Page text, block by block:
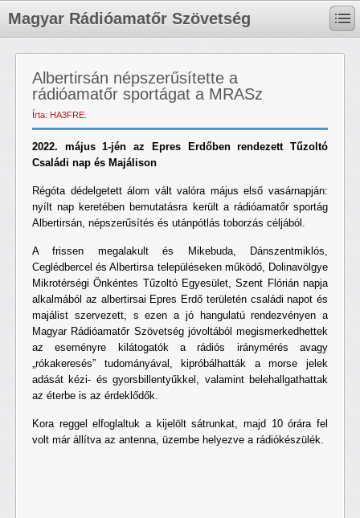
Magyar Rádióamatőr Szövetség
Albertirsán népszerűsítette a
rádióamatőr sportágat a MRASz
Írta: HA3FRE.
2022. május 1-jén az Epres Erdőben rendezett Tűzoltó
Családi nap és Majálison
Régóta dédelgetett álom vált valóra május első vasárnapján:
nyílt nap keretében bemutatásra került a rádióamatőr sportág
Albertirsán, népszerűsítés és utánpótlás toborzás céljából.
A frissen megalakult és Mikebuda, Dánszentmiklós,
Ceglédbercel és Albertirsa településeken működő, Dolinavölgye
Mikrotérségi Önkéntes Tűzoltó Egyesület, Szent Flórián napja
alkalmából az albertirsai Epres Erdő területén családi napot és
majálist szervezett, s ezen a jó hangulatú rendezvényen a
Magyar Rádióamatőr Szövetség jóvoltából megismerkedhettek
az eseményre kilátogatók a rádiós iránymérés avagy
„rókakeresés” tudományával, kipróbálhatták a morse jelek
adását kézi- és gyorsbillentyűkkel, valamint belehallgathattak
az éterbe is az érdeklődők.
Kora reggel elfoglaltuk a kijelölt sátrunkat, majd 10 órára fel
volt már állítva az antenna, üzembe helyezve a rádiókészülék.